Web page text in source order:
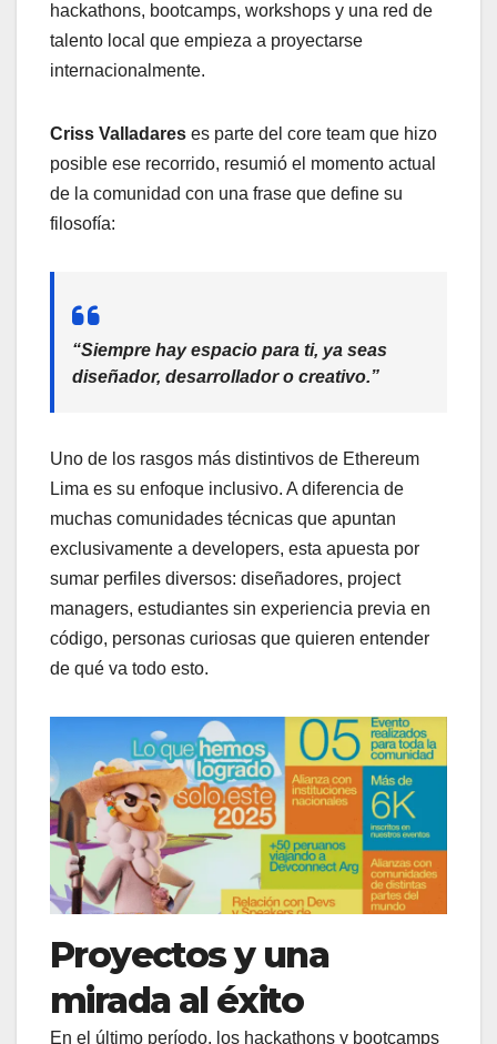
hackathons, bootcamps, workshops y una red de
talento local que empieza a proyectarse
internacionalmente.
Criss Valladares es parte del core team que hizo
posible ese recorrido, resumió el momento actual
de la comunidad con una frase que define su
filosofía:
“Siempre hay espacio para ti, ya seas
diseñador, desarrollador o creativo.”
Uno de los rasgos más distintivos de Ethereum
Lima es su enfoque inclusivo. A diferencia de
muchas comunidades técnicas que apuntan
exclusivamente a developers, esta apuesta por
sumar perfiles diversos: diseñadores, project
managers, estudiantes sin experiencia previa en
código, personas curiosas que quieren entender
de qué va todo esto.
Proyectos y una
mirada al éxito
En el último período, los hackathons y bootcamps